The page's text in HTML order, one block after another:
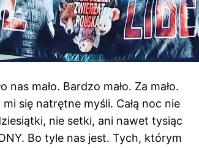
mało. Bardzo mało. Za mało.
się natrętne myśli. Całą noc nie
nie setki, ani nawet tysiąc
Bo tyle nas jest. Tych, którym